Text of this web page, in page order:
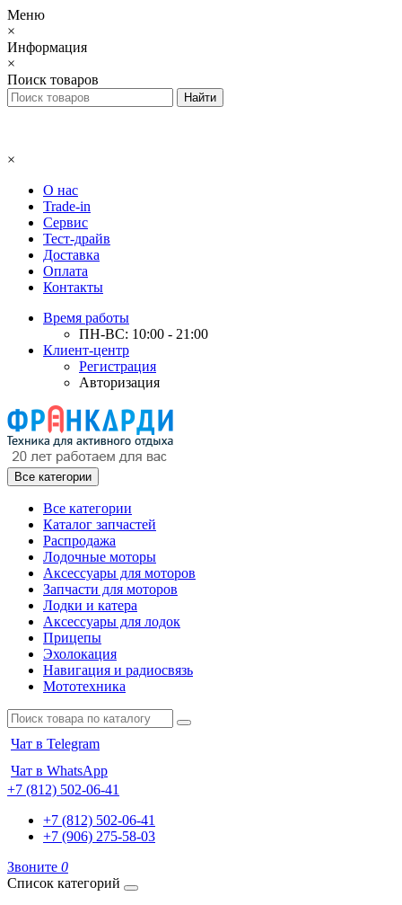
Меню
×
Информация
×
Поиск товаров
×
О нас
Trade-in
Сервис
Тест-драйв
Доставка
Оплата
Контакты
Время работы
ПН-ВС: 10:00 - 21:00
Клиент-центр
Регистрация
Авторизация
Все категории
Все категории
Каталог запчастей
Распродажа
Лодочные моторы
Аксессуары для моторов
Запчасти для моторов
Лодки и катера
Аксессуары для лодок
Прицепы
Эхолокация
Навигация и радиосвязь
Мототехника
Чат в Telegram
Чат в WhatsApp
+7 (812) 502-06-41
+7 (812) 502-06-41
+7 (906) 275-58-03
Звоните 0
Список категорий